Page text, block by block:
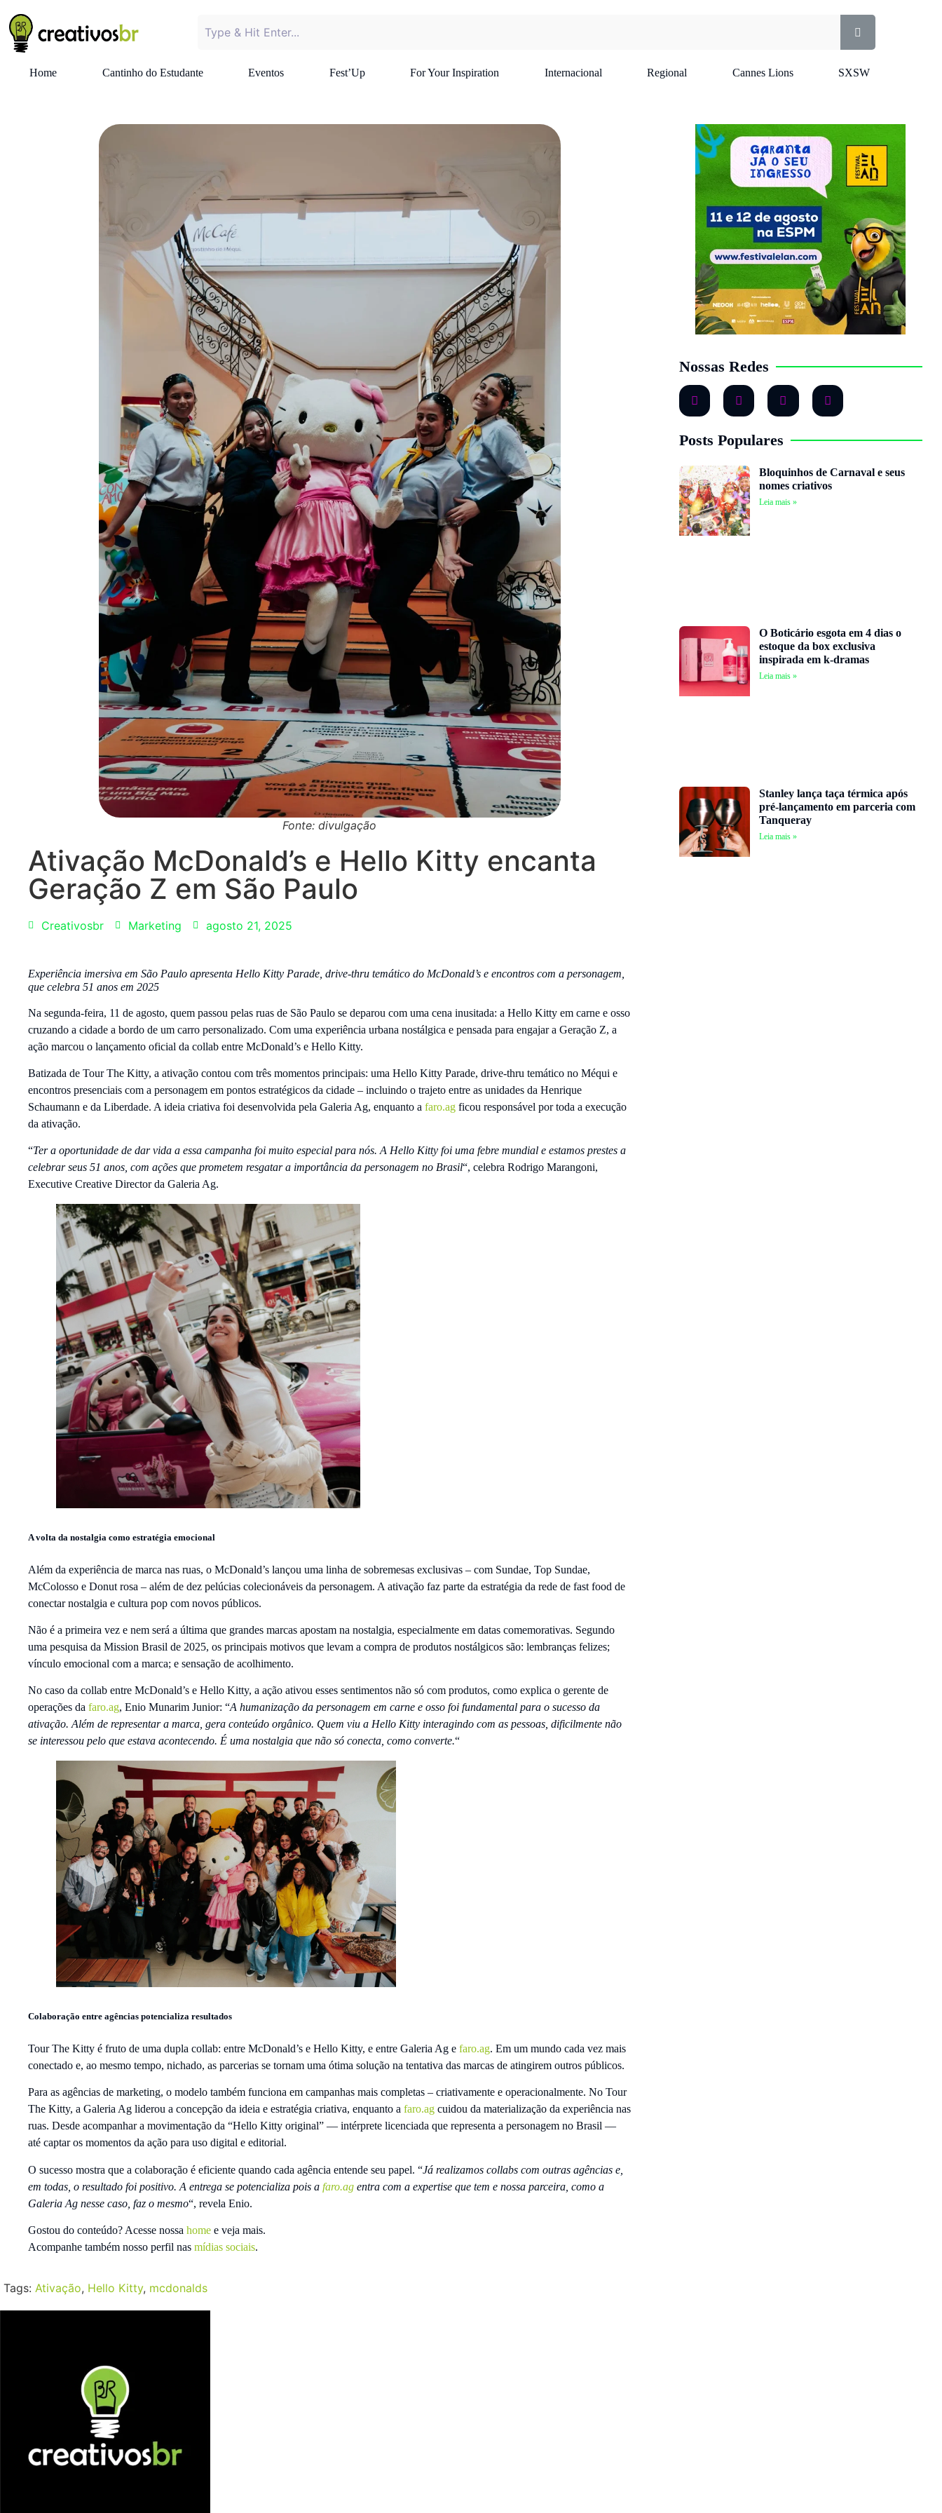
Home Cantinho do Estudante Eventos Fest’Up For Your Inspiration Internacional Regional Cannes Lions SXSW
Fonte: divulgação
Ativação McDonald’s e Hello Kitty encanta
Geração Z em São Paulo
Creativosbr Marketing agosto 21, 2025
Experiência imersiva em São Paulo apresenta Hello Kitty Parade, drive-thru temático do McDonald’s e encontros com a personagem,
que celebra 51 anos em 2025
Na segunda-feira, 11 de agosto, quem passou pelas ruas de São Paulo se deparou com uma cena inusitada: a Hello Kitty em carne e osso
cruzando a cidade a bordo de um carro personalizado. Com uma experiência urbana nostálgica e pensada para engajar a Geração Z, a
ação marcou o lançamento oficial da collab entre McDonald’s e Hello Kitty.
Batizada de Tour The Kitty, a ativação contou com três momentos principais: uma Hello Kitty Parade, drive-thru temático no Méqui e
encontros presenciais com a personagem em pontos estratégicos da cidade – incluindo o trajeto entre as unidades da Henrique
Schaumann e da Liberdade. A ideia criativa foi desenvolvida pela Galeria Ag, enquanto a faro.ag ficou responsável por toda a execução
da ativação.
“Ter a oportunidade de dar vida a essa campanha foi muito especial para nós. A Hello Kitty foi uma febre mundial e estamos prestes a
celebrar seus 51 anos, com ações que prometem resgatar a importância da personagem no Brasil“, celebra Rodrigo Marangoni,
Executive Creative Director da Galeria Ag.
A volta da nostalgia como estratégia emocional
Além da experiência de marca nas ruas, o McDonald’s lançou uma linha de sobremesas exclusivas – com Sundae, Top Sundae,
McColosso e Donut rosa – além de dez pelúcias colecionáveis da personagem. A ativação faz parte da estratégia da rede de fast food de
conectar nostalgia e cultura pop com novos públicos.
Não é a primeira vez e nem será a última que grandes marcas apostam na nostalgia, especialmente em datas comemorativas. Segundo
uma pesquisa da Mission Brasil de 2025, os principais motivos que levam a compra de produtos nostálgicos são: lembranças felizes;
vínculo emocional com a marca; e sensação de acolhimento.
No caso da collab entre McDonald’s e Hello Kitty, a ação ativou esses sentimentos não só com produtos, como explica o gerente de
operações da faro.ag, Enio Munarim Junior: “A humanização da personagem em carne e osso foi fundamental para o sucesso da
ativação. Além de representar a marca, gera conteúdo orgânico. Quem viu a Hello Kitty interagindo com as pessoas, dificilmente não
se interessou pelo que estava acontecendo. É uma nostalgia que não só conecta, como converte.“
Colaboração entre agências potencializa resultados
Tour The Kitty é fruto de uma dupla collab: entre McDonald’s e Hello Kitty, e entre Galeria Ag e faro.ag. Em um mundo cada vez mais
conectado e, ao mesmo tempo, nichado, as parcerias se tornam uma ótima solução na tentativa das marcas de atingirem outros públicos.
Para as agências de marketing, o modelo também funciona em campanhas mais completas – criativamente e operacionalmente. No Tour
The Kitty, a Galeria Ag liderou a concepção da ideia e estratégia criativa, enquanto a faro.ag cuidou da materialização da experiência nas
ruas. Desde acompanhar a movimentação da “Hello Kitty original” — intérprete licenciada que representa a personagem no Brasil —
até captar os momentos da ação para uso digital e editorial.
O sucesso mostra que a colaboração é eficiente quando cada agência entende seu papel. “Já realizamos collabs com outras agências e,
em todas, o resultado foi positivo. A entrega se potencializa pois a faro.ag entra com a expertise que tem e nossa parceira, como a
Galeria Ag nesse caso, faz o mesmo“, revela Enio.
Gostou do conteúdo? Acesse nossa home e veja mais.
Acompanhe também nosso perfil nas mídias sociais.
Tags: Ativação, Hello Kitty, mcdonalds
Nossas Redes
Posts Populares
Bloquinhos de Carnaval e seus
nomes criativos
Leia mais »
O Boticário esgota em 4 dias o
estoque da box exclusiva
inspirada em k-dramas
Leia mais »
Stanley lança taça térmica após
pré-lançamento em parceria com
Tanqueray
Leia mais »